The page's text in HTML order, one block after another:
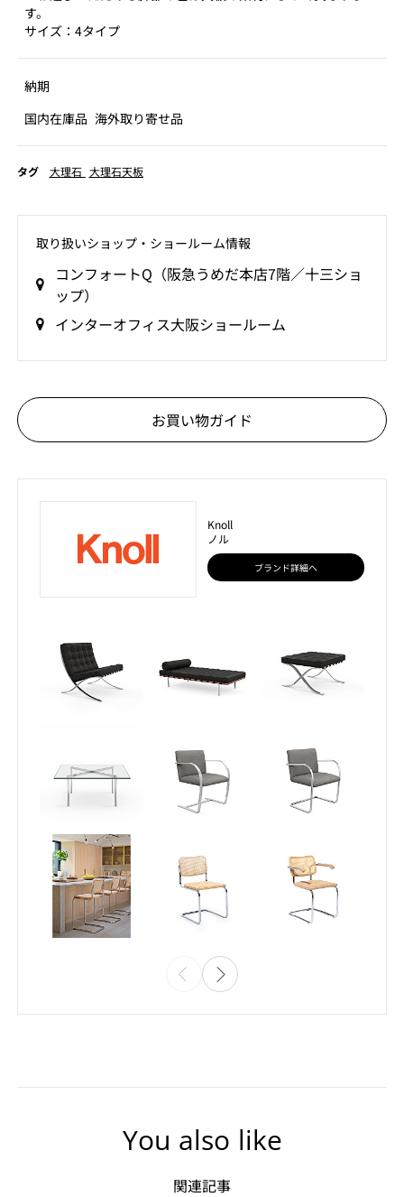
す。
サイズ：4タイプ
納期
国内在庫品 海外取り寄せ品
タグ 大理石 大理石天板
取り扱いショップ‧ショールーム情報
コンフォートQ（阪急うめだ本店7階／十三ショ
ップ）
インターオフィス大阪ショールーム
お買い物ガイド
Knoll
ノル
ブランド詳細へ
You also like
関連記事